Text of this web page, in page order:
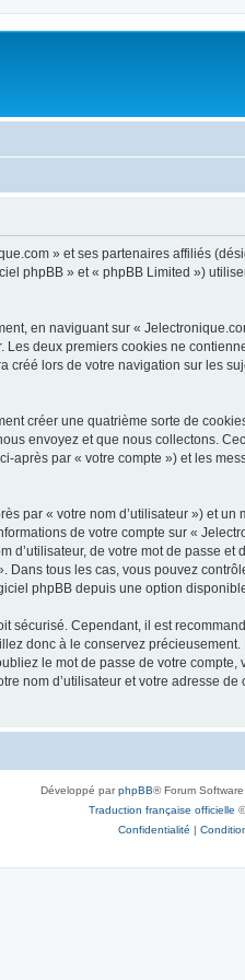
» et ses partenaires affiliés
phpBB » et « phpBB Limited »)
en naviguant sur «
deux premiers cookies ne
lors de votre navigation sur les
créer une quatrième sorte de
envoyez et que nous collectons.
après par « votre compte ») et les
par « votre nom d’utilisateur ») et
de votre compte sur «
d’utilisateur, de votre mot de passe
tous les cas, vous pouvez
phpBB depuis une option
sécurisé. Cependant, il est
donc à le conservez
le mot de passe de votre
nom d’utilisateur et votre adresse
Développé parphpBB® Forum
Traduction française officielle
Confidentialité |